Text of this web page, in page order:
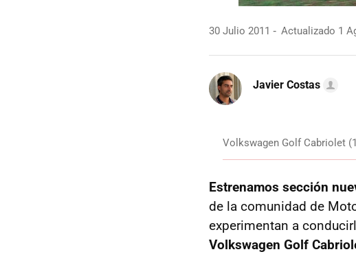
30 Julio 2011 Actualizado 1
Javier Costas
Volkswagen Golf Cabriolet
Estrenamos sección
de la comunidad de
experimentan a
Volkswagen Golf